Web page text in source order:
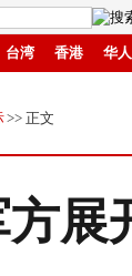
台湾 香港 华人
>> 正文
展